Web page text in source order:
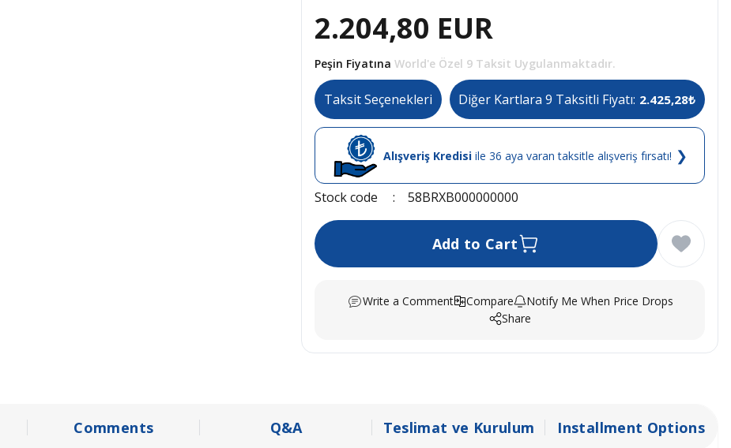
2.204,80 EUR
Peşin Fiyatına World'e Özel 9 Taksit Uygulanmaktadır.
Taksit Seçenekleri Diğer Kartlara 9 Taksitli Fiyatı: 2.425,28₺
Alışveriş Kredisi ile 36 aya varan taksitle alışveriş fırsatı! ❯
Stock code 58BRXB000000000
Add to Cart
Write a Comment Compare
Notify Me When Price Drops
Share
Comments Q&A Teslimat ve Kurulum Installment Options